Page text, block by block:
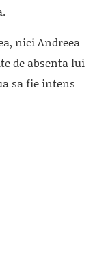
nici Andreea
de absenta lui
sa fie intens